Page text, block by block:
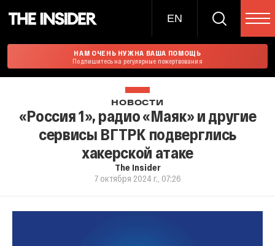
EN
НАМ ОЧЕНЬ НУЖНА ВАША ПОМОЩЬ
Подпишитесь на регулярные пожертвования
НОВОСТИ
«Россия 1», радио «Маяк» и другие
сервисы ВГТРК подверглись
хакерской атаке
The Insider
7 октября 2024 г., 07:26